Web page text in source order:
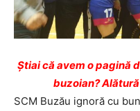
Ştiai că avem o pagină
buzoian?
SCM Buzău ignoră cu